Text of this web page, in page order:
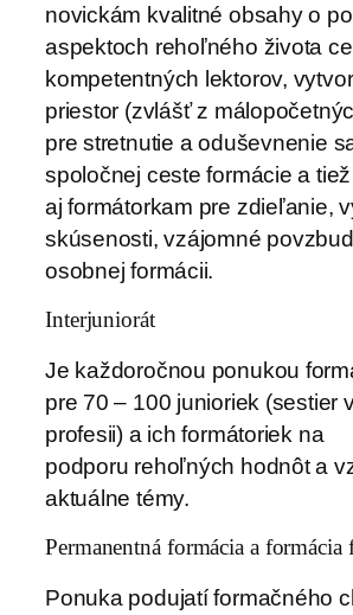
novickám kvalitné obsahy o
aspektoch rehoľného života
kompetentných lektorov,
priestor (zvlášť z
pre stretnutie a oduševnenie
spoločnej ceste formácie a
aj formátorkam pre zdieľanie,
skúsenosti, vzájomné
osobnej formácii.
Interjuniorát
Je každoročnou ponukou
pre 70 – 100 junioriek (sestier
profesii) a ich formátoriek na
podporu rehoľných hodnôt a
aktuálne témy.
Permanentná formácia a
Ponuka podujatí formačného